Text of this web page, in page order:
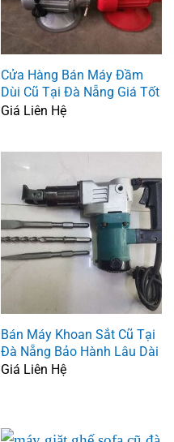
Cửa Hàng Bán Máy Đầm
Dùi Cũ Tại Đà Nẵng Giá Tốt
Giá Liên Hệ
Bán Máy Khoan Sắt Cũ Tại
Đà Nẵng Bảo Hành Lâu Dài
Giá Liên Hệ